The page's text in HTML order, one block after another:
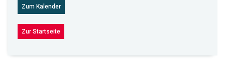
Zum Kalender
Zur Startseite